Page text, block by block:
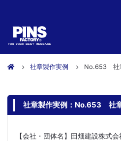
社章製作実例 No.653 社
社章製作実例：No.653 社
【会社・団体名】田畑建設株式会